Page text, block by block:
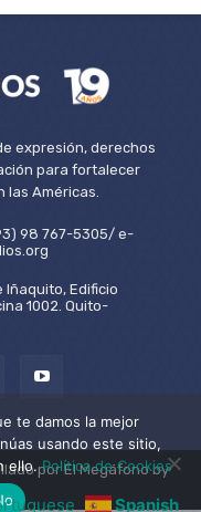
expresión, derechos
para fortalecer
Américas.
98 767-5305/ e-
Iñaquito, Edificio
1002. Quito-
por El Megáfono by
Spanish
te damos la mejor
usando este sitio,
ello.Política de Cookies